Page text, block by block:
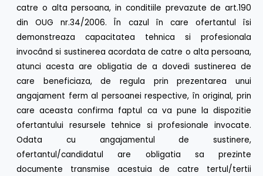
catre o alta persoana, in conditiile prevazute de art.190
din OUG nr.34/2006. În cazul în care ofertantul îsi
demonstreaza capacitatea tehnica si profesionala
invocând si sustinerea acordata de catre o alta persoana,
atunci acesta are obligatia de a dovedi sustinerea de
care beneficiaza, de regula prin prezentarea unui
angajament ferm al persoanei respective, în original, prin
care aceasta confirma faptul ca va pune la dispozitie
ofertantului resursele tehnice si profesionale invocate.
Odata cu angajamentul de sustinere,
ofertantul/candidatul are obligatia sa prezinte
documente transmise acestuia de catre tertul/tertii